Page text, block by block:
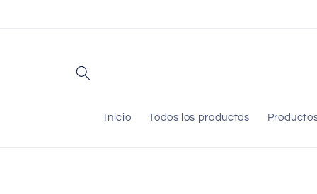
Inicio Todos los productos